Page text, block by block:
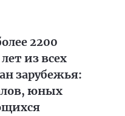
2200
из всех
зарубежья:
юных